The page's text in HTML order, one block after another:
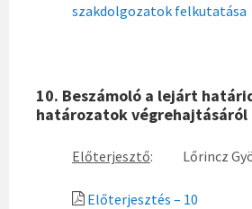
szakdolgozatok felkutatása
10. Beszámoló a lejárt
határozatok végrehajtásáról
Előterjesztő: Lőrincz
Előterjesztés – 10